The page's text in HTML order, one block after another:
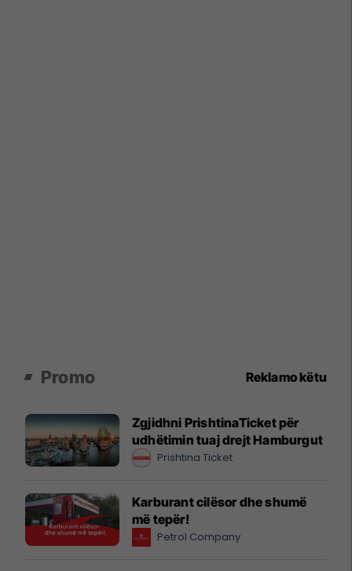
Promo Reklamo këtu
Zgjidhni PrishtinaTicket për
udhëtimin tuaj drejt Hamburgut
Prishtina Ticket
Karburant cilësor dhe shumë
më tepër!
Petrol Company